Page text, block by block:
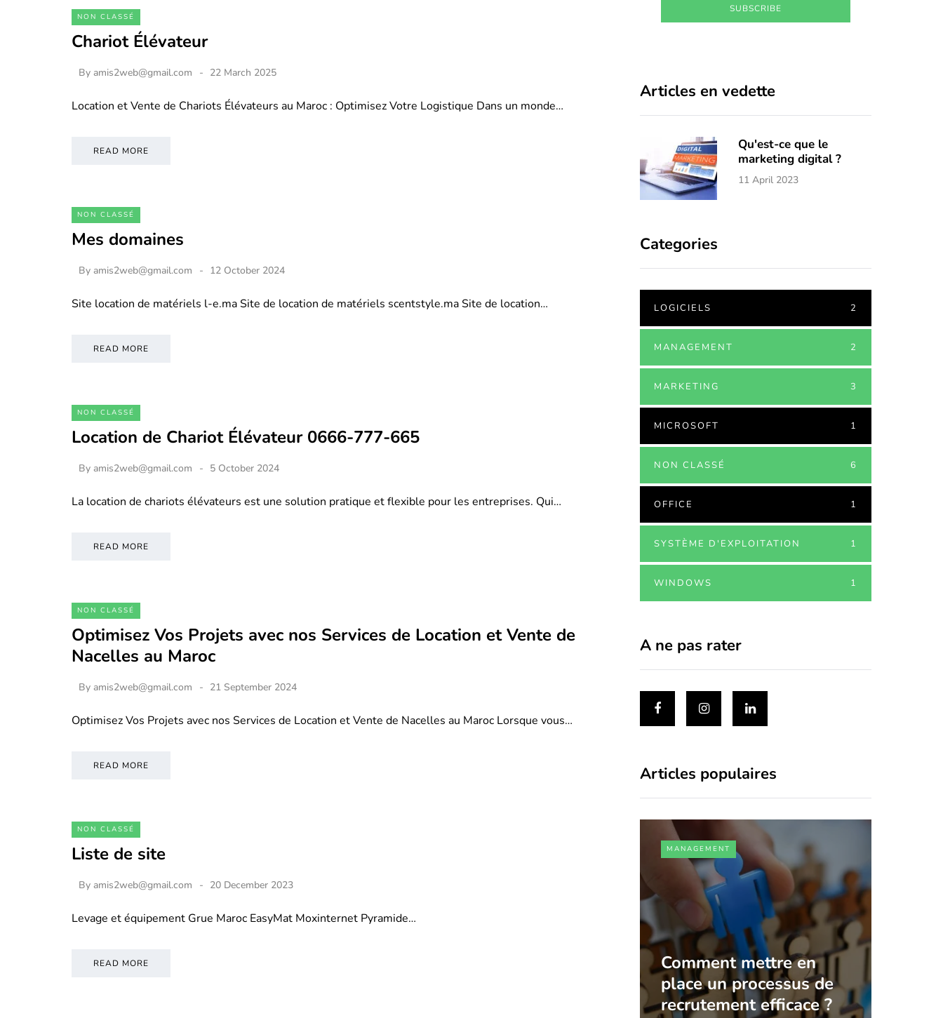
NON CLASSÉ
Chariot Élévateur
By amis2web@gmail.com 22 March 2025
Location et Vente de Chariots Élévateurs au Maroc : Optimisez Votre Logistique Dans un monde…
READ MORE
NON CLASSÉ
Mes domaines
By amis2web@gmail.com 12 October 2024
Site location de matériels l-e.ma Site de location de matériels scentstyle.ma Site de location…
READ MORE
NON CLASSÉ
Location de Chariot Élévateur 0666-777-665
By amis2web@gmail.com 5 October 2024
La location de chariots élévateurs est une solution pratique et flexible pour les entreprises. Qui…
READ MORE
NON CLASSÉ
Optimisez Vos Projets avec nos Services de Location et Vente de
Nacelles au Maroc
By amis2web@gmail.com 21 September 2024
Optimisez Vos Projets avec nos Services de Location et Vente de Nacelles au Maroc Lorsque vous…
READ MORE
NON CLASSÉ
Liste de site
By amis2web@gmail.com 20 December 2023
Levage et équipement Grue Maroc EasyMat Moxinternet Pyramide…
READ MORE
SUBSCRIBE
Articles en vedette
Qu'est-ce que le
marketing digital ?
11 April 2023
Categories
LOGICIELS 2
MANAGEMENT 2
MARKETING 3
MICROSOFT 1
NON CLASSÉ 6
OFFICE 1
SYSTÈME D'EXPLOITATION 1
WINDOWS 1
A ne pas rater
Articles populaires
MANAGEMENT
Comment mettre en
place un processus de
recrutement efficace ?